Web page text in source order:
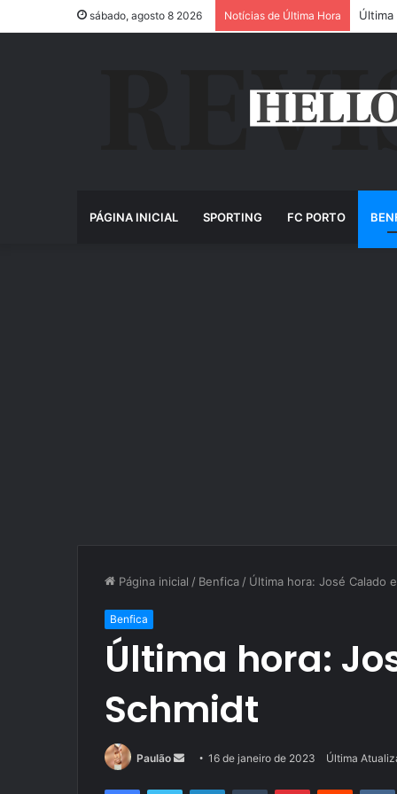
sábado, agosto 8 2026 Notícias de Última Hora
PÁGINA INICIAL SPORTING FC PORTO
Página inicial / Benfica / Última hora: José Calado
Benfica
Última hora:
Schmidt
Paulão
Mande16 de janeiro de 2023 Última
FacebookTwitter LinkedinTumblr PinterestReddit